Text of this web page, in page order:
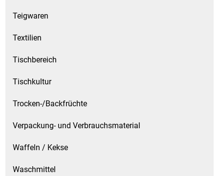
Teigwaren
Textilien
Tischbereich
Tischkultur
Trocken-/Backfrüchte
Verpackung- und Verbrauchsmaterial
Waffeln / Kekse
Waschmittel